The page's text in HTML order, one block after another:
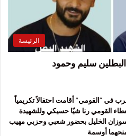
الرئيسة
سليم وحمود
في “القومي” أقامت احتفالاً تكريمياً
القومي رنا شيّا حسيكي وللشهيدة
سوزان الخليل بحضور شعبي وحزبي مهيب
أوسمة